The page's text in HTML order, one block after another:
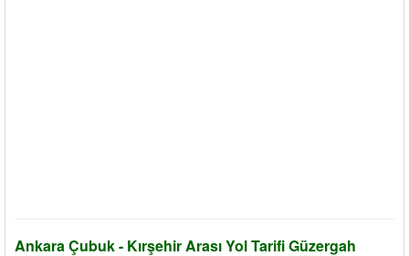
Ankara Çubuk - Kırşehir Arası Yol Tarifi Güzergah